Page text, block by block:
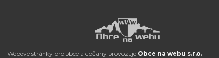
Webové stránky pro obce a občany provozuje Obce na webu s.r.o.